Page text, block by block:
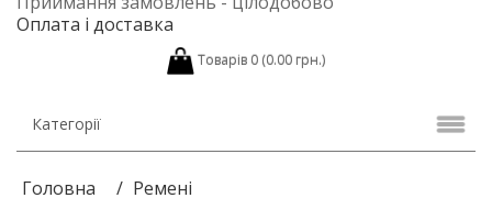
Оплата і доставка
Товарів 0 (0.00 грн.)
Категорії
Головна
Ремені